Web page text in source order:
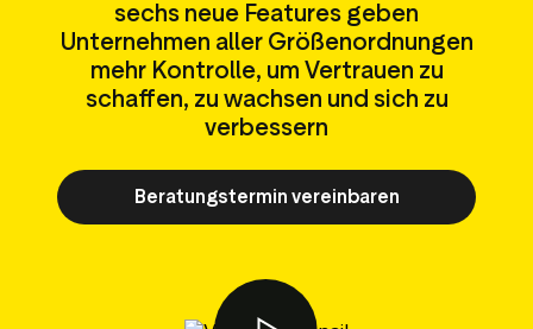
Bewertungen und
Tools
Bilanz Ihrer Bewertungen
Markteinblicke
Erkenntnisse aus
Bewertungsinhalten
Tagging von Bewertungen
Besuchereinblicke
sechs neue Features geben
Unternehmen aller Größenordnungen
mehr Kontrolle, um Vertrauen zu
schaffen, zu wachsen und sich zu
verbessern
Beratungstermin vereinbaren